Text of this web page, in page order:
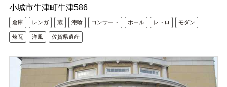
小城市牛津町牛津586
倉庫 レンガ 蔵 漆喰 コンサート ホール レトロ モダン
煉瓦 洋風 佐賀県遺産